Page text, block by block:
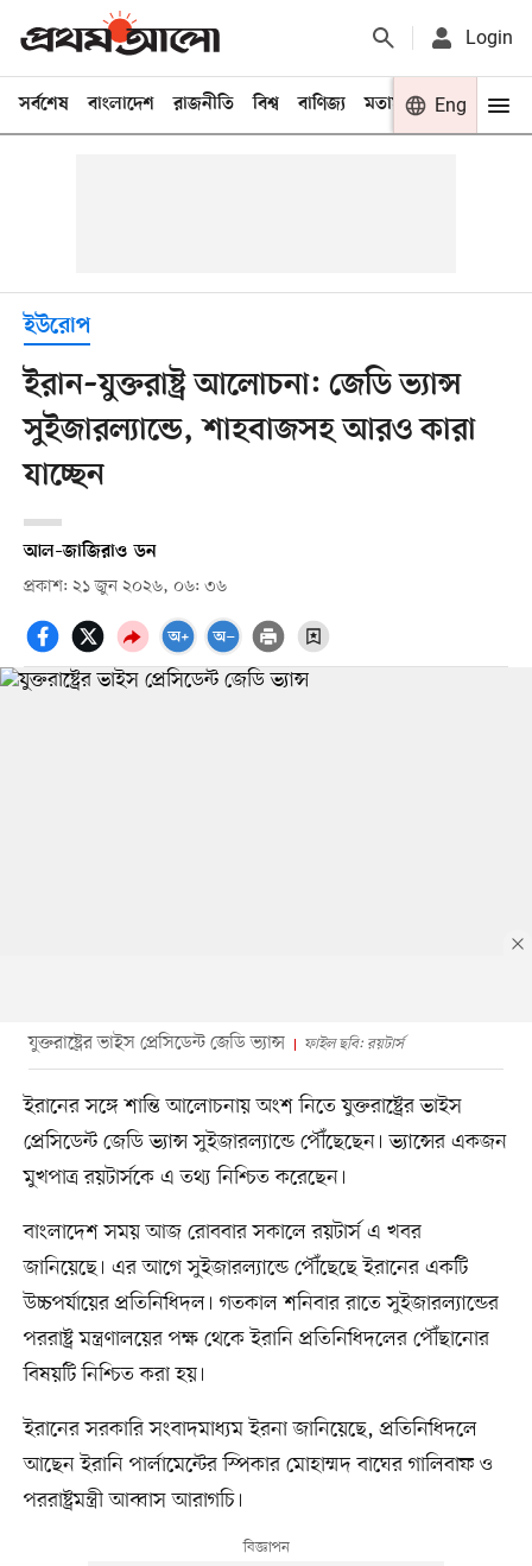
Login
সর্বশেষ বাংলাদেশ রাজনীতি বিশ্ব বাণিজ্য মতামত খেলা
Eng
ইউরোপ
ইরান–যুক্তরাষ্ট্র আলোচনা: জেডি ভ্যান্স
সুইজারল্যান্ডে, শাহবাজসহ আরও কারা
যাচ্ছেন
আল–জাজিরাও ডন
প্রকাশ: ২১ জুন ২০২৬, ০৬: ৩৬
যুক্তরাষ্ট্রের ভাইস প্রেসিডেন্ট জেডি ভ্যান্স ফাইল ছবি: রয়টার্স
ইরানের সঙ্গে শান্তি আলোচনায় অংশ নিতে যুক্তরাষ্ট্রের ভাইস
প্রেসিডেন্ট জেডি ভ্যান্স সুইজারল্যান্ডে পৌঁছেছেন। ভ্যান্সের একজন
মুখপাত্র রয়টার্সকে এ তথ্য নিশ্চিত করেছেন।
বাংলাদেশ সময় আজ রোববার সকালে রয়টার্স এ খবর
জানিয়েছে। এর আগে সুইজারল্যান্ডে পৌঁছেছে ইরানের একটি
উচ্চপর্যায়ের প্রতিনিধিদল। গতকাল শনিবার রাতে সুইজারল্যান্ডের
পররাষ্ট্র মন্ত্রণালয়ের পক্ষ থেকে ইরানি প্রতিনিধিদলের পৌঁছানোর
বিষয়টি নিশ্চিত করা হয়।
ইরানের সরকারি সংবাদমাধ্যম ইরনা জানিয়েছে, প্রতিনিধিদলে
আছেন ইরানি পার্লামেন্টের স্পিকার মোহাম্মদ বাঘের গালিবাফ ও
পররাষ্ট্রমন্ত্রী আব্বাস আরাগচি।